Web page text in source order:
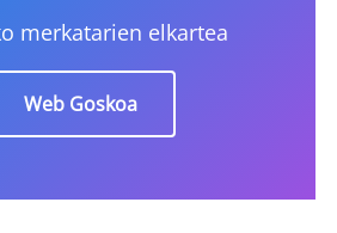
merkatarien elkartea
Web Goskoa